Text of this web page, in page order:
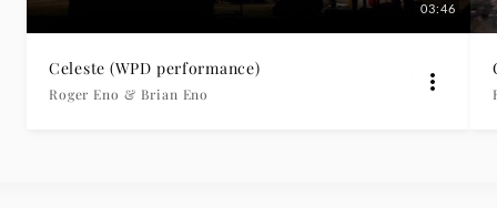
03:46
Celeste (WPD performance)
Roger Eno & Brian Eno